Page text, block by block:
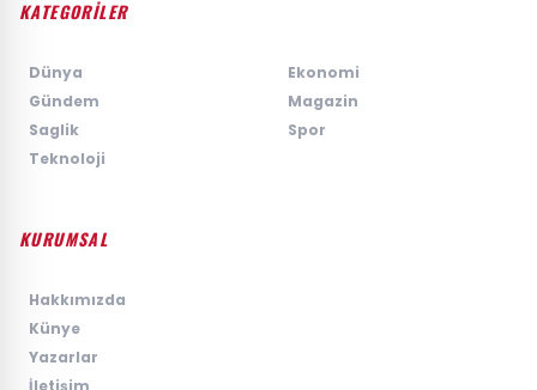
KATEGORİLER
Dünya
Ekonomi
Gündem
Magazin
Saglik
Spor
Teknoloji
KURUMSAL
Hakkımızda
Künye
Yazarlar
İletişim